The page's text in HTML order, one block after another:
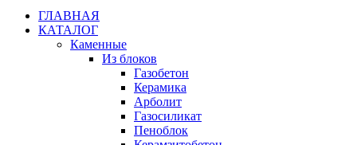
ГЛАВНАЯ
КАТАЛОГ
Каменные
Из блоков
Газобетон
Керамика
Арболит
Газосиликат
Пеноблок